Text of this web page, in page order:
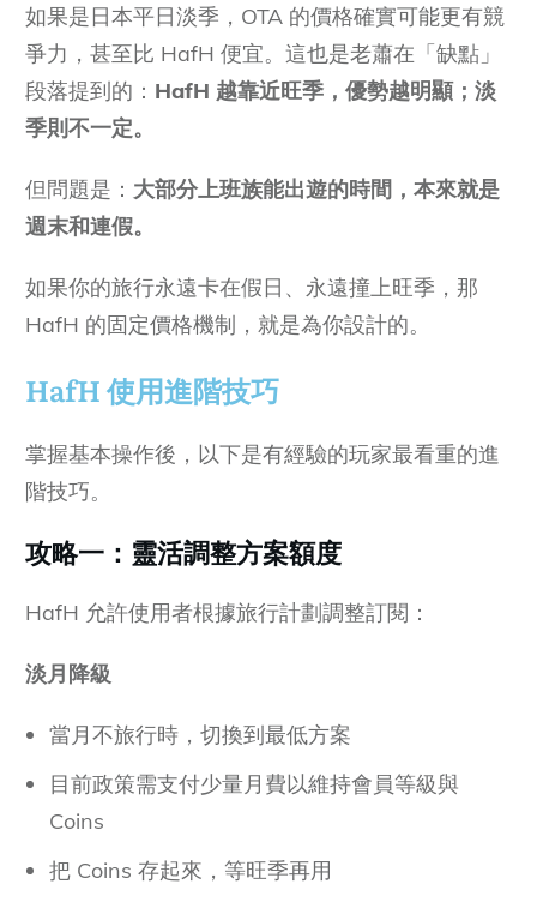
如果是日本平日淡季，OTA 的價格確實可能更有競
爭力，甚至比 HafH 便宜。這也是老蕭在「缺點」
段落提到的： HafH 越靠近旺季，優勢越明顯；淡
季則不一定。
但問題是： 大部分上班族能出遊的時間，本來就是
週末和連假。
如果你的旅行永遠卡在假日、永遠撞上旺季，那
HafH 的固定價格機制，就是為你設計的。
HafH 使用進階技巧
掌握基本操作後，以下是有經驗的玩家最看重的進
階技巧。
攻略一：靈活調整方案額度
HafH 允許使用者根據旅行計劃調整訂閱：
淡月降級
當月不旅行時，切換到最低方案
目前政策需支付少量月費以維持會員等級與
Coins
把 Coins 存起來，等旺季再用